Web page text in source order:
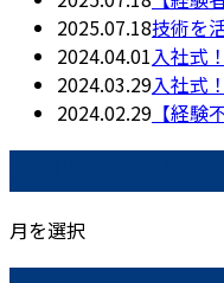
2025.07.18技術を
2024.04.01入社式
2024.03.29入社式！
2024.02.29 【経
月を選択